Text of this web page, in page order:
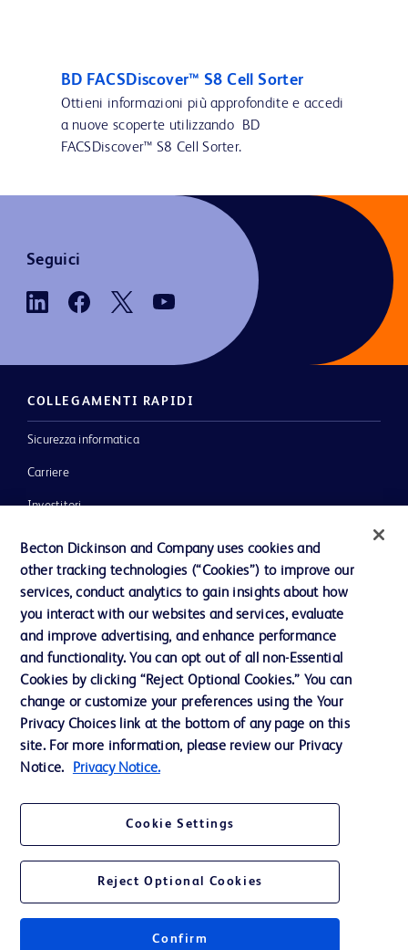
BD FACSDiscover™ S8 Cell Sorter
Ottieni informazioni più approfondite e accedi
a nuove scoperte utilizzando BD
FACSDiscover™ S8 Cell Sorter.
Seguici
COLLEGAMENTI RAPIDI
Sicurezza informatica
Carriere
Investitori
La nostra azienda
Contattaci
Preferenze sui cookie
Privacy
Termini di utilizzo
Accessibilità al sito Web
© 2026 BD. Tutti i diritti riservati. BD e il logo BD sono marchi registrati di
Becton, Dickinson and Company. Tutti gli altri marchi sono di proprietà dei
rispettivi titolari.
Becton Dickinson and Company uses cookies and
other tracking technologies (“Cookies”) to improve our
services, conduct analytics to gain insights about how
you interact with our websites and services, evaluate
and improve advertising, and enhance performance
and functionality. You can opt out of all non-Essential
Cookies by clicking “Reject Optional Cookies.” You can
change or customize your preferences using the Your
Privacy Choices link at the bottom of any page on this
site. For more information, please review our Privacy
Notice.
Privacy Notice.
Cookie Settings
Reject Optional Cookies
Confirm